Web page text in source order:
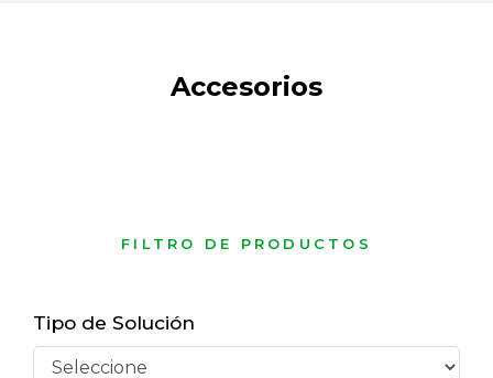
Accesorios
FILTRO DE PRODUCTOS
Tipo de Solución